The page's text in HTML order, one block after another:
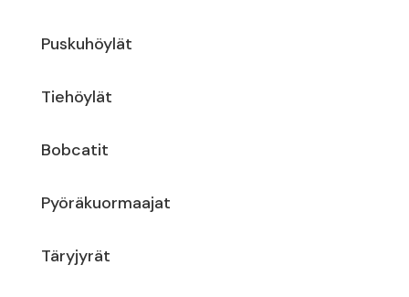
Puskuhöylät
Tiehöylät
Bobcatit
Pyöräkuormaajat
Täryjyrät